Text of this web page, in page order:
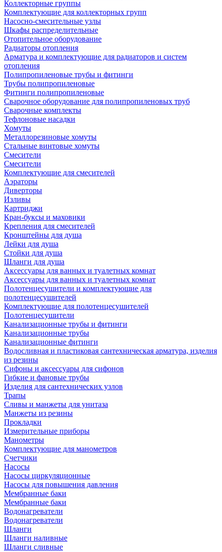
Коллекторные группы
Комплектующие для коллекторных групп
Насосно-смесительные узлы
Шкафы распределительные
Отопительное оборудование
Радиаторы отопления
Арматура и комплектующие для радиаторов и систем
отопления
Полипропиленовые трубы и фитинги
Трубы полипропиленовые
Фитинги полипропиленовые
Сварочное оборудование для полипропиленовых труб
Сварочные комплекты
Тефлоновые насадки
Хомуты
Металлорезиновые хомуты
Стальные винтовые хомуты
Смесители
Смесители
Комплектующие для смесителей
Аэраторы
Диверторы
Изливы
Картриджи
Кран-буксы и маховики
Крепления для смесителей
Кронштейны для душа
Лейки для душа
Стойки для душа
Шланги для душа
Аксессуары для ванных и туалетных комнат
Аксессуары для ванных и туалетных комнат
Полотенцесушители и комплектующие для
полотенцесушителей
Комплектующие для полотенцесушителей
Полотенцесушители
Канализационные трубы и фитинги
Канализационные трубы
Канализационные фитинги
Водосливная и пластиковая сантехническая арматура, изделия
из резины
Сифоны и аксессуары для сифонов
Гибкие и фановые трубы
Изделия для сантехнических узлов
Трапы
Сливы и манжеты для унитаза
Манжеты из резины
Прокладки
Измерительные приборы
Манометры
Комплектующие для манометров
Счетчики
Насосы
Насосы циркуляционные
Насосы для повышения давления
Мембранные баки
Мембранные баки
Водонагреватели
Водонагреватели
Шланги
Шланги наливные
Шланги сливные